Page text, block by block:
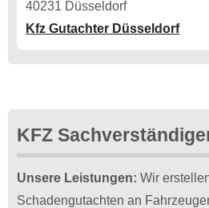
40231 Düsseldorf
Kfz Gutachter Düsseldorf
KFZ
Unsere Leistungen: Wir
Schadengutachten an